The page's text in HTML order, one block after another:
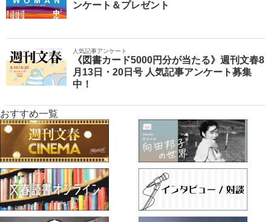
ンケート＆プレゼント
人気記事アンケート
《図書カード5000円分が当たる》週刊文春8
月13日・20日号 人気記事アンケート募集
中！
おすすめ一覧